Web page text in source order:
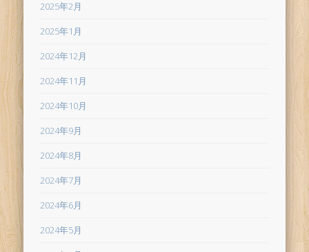
2025年2月
2025年1月
2024年12月
2024年11月
2024年10月
2024年9月
2024年8月
2024年7月
2024年6月
2024年5月